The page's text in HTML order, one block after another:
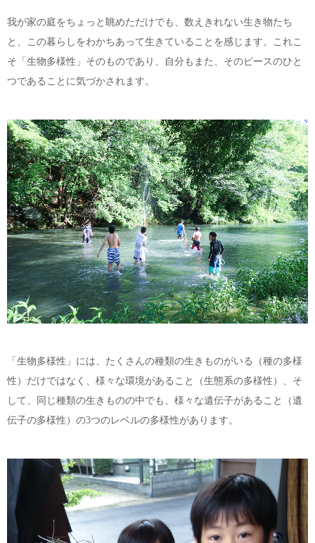
我が家の庭をちょっと眺めただけでも、数えきれない生き物たち
と、この暮らしをわかちあって生きていることを感じます。これこ
そ「生物多様性」そのものであり、自分もまた、そのピースのひと
つであることに気づかされます。
「生物多様性」には、たくさんの種類の生きものがいる（種の多様
性）だけではなく、様々な環境があること（生態系の多様性）、そ
して、同じ種類の生きものの中でも、様々な遺伝子があること（遺
伝子の多様性）の3つのレベルの多様性があります。